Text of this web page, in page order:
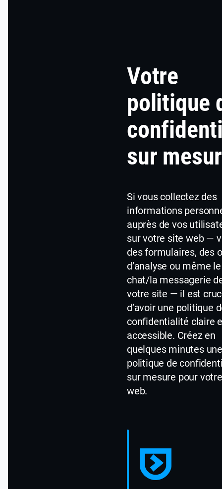
Votre
politique
sur
Si vous collectez des
informations
auprès de vos
sur votre site web —
des formulaires, des
d’analyse ou même le
chat/la messagerie
votre site — il est
d’avoir une politique
confidentialité claire
accessible. Créez en
quelques minutes
politique de
sur mesure pour
web.